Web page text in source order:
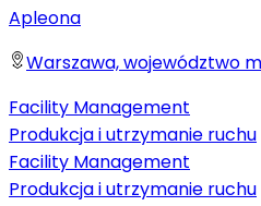
Apleona
Warszawa, województwo
Facility Management
Produkcja i utrzymanie ruchu
Facility Management
Produkcja i utrzymanie ruchu